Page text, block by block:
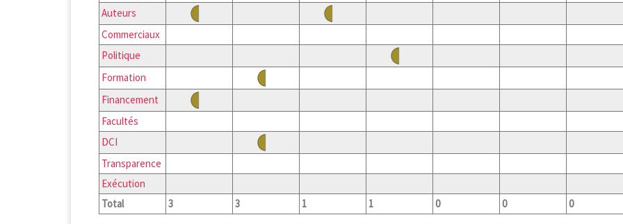
Auteurs
Commerciaux
Politique
Formation
Financement
Facultés
DCI
Transparence
Exécution
Total
3 3 1 1 0 0 0